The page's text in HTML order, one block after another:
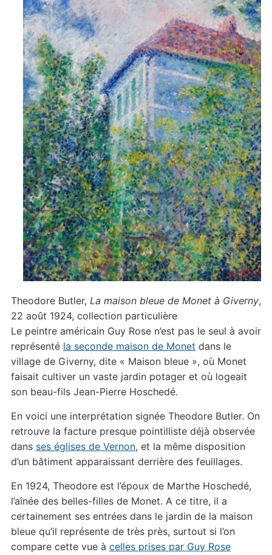
Theodore Butler, La maison bleue de Monet à Giverny,
22 août 1924, collection particulière
Le peintre américain Guy Rose n’est pas le seul à avoir
représenté la seconde maison de Monet dans le
village de Giverny, dite « Maison bleue », où Monet
faisait cultiver un vaste jardin potager et où logeait
son beau-fils Jean-Pierre Hoschedé.
En voici une interprétation signée Theodore Butler. On
retrouve la facture presque pointilliste déjà observée
dans ses églises de Vernon, et la même disposition
d’un bâtiment apparaissant derrière des feuillages.
En 1924, Theodore est l’époux de Marthe Hoschedé,
l’aînée des belles-filles de Monet. A ce titre, il a
certainement ses entrées dans le jardin de la maison
bleue qu’il représente de très près, surtout si l’on
compare cette vue à celles prises par Guy Rose